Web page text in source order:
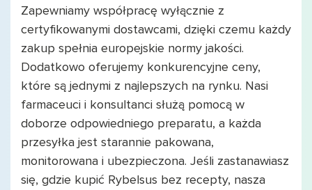
Zapewniamy współpracę wyłącznie z
certyfikowanymi dostawcami, dzięki czemu każdy
zakup spełnia europejskie normy jakości.
Dodatkowo oferujemy konkurencyjne ceny,
które są jednymi z najlepszych na rynku. Nasi
farmaceuci i konsultanci służą pomocą w
doborze odpowiedniego preparatu, a każda
przesyłka jest starannie pakowana,
monitorowana i ubezpieczona. Jeśli zastanawiasz
się, gdzie kupić Rybelsus bez recepty, nasza